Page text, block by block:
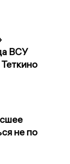
ВСУ
не по